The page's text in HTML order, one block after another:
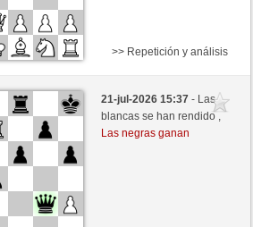
(+6)
(1251) (-6)
+ 0 seconds/move
>> Repetición y análisis
21-jul-2026 15:37- Las
blancas se han rendido ,
Las negras ganan